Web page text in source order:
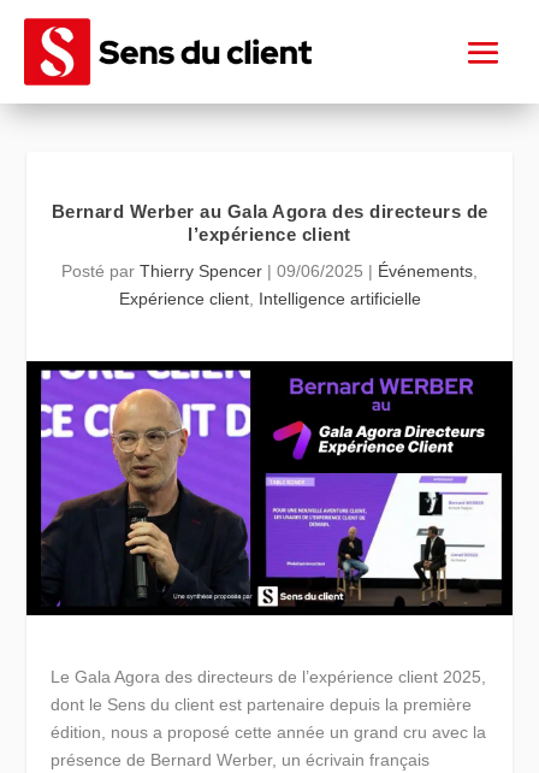
Bernard Werber au Gala Agora des directeurs de
l’expérience client
Posté par Thierry Spencer | 09/06/2025 | Événements
Expérience client, Intelligence artificielle
Le Gala Agora des directeurs de l’expérience client 2025,
dont le Sens du client est partenaire depuis la première
édition, nous a proposé cette année un grand cru avec la
présence de Bernard Werber, un écrivain français